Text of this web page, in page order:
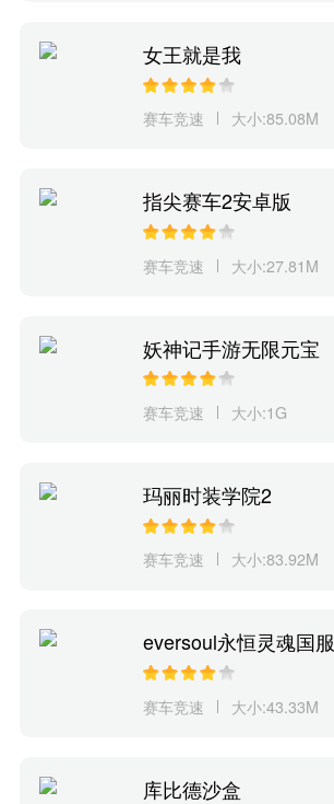
女王就是我
赛车竞速 大小:85.08M
指尖赛车2安卓版
赛车竞速 大小:27.81M
妖神记手游无限元宝
赛车竞速 大小:1G
玛丽时装学院2
赛车竞速 大小:83.92M
eversoul永恒灵魂国服
赛车竞速 大小:43.33M
库比德沙盒